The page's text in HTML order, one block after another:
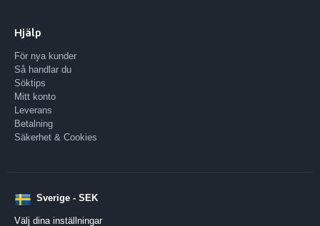
Hjälp
För nya kunder
Så handlar du
Söktips
Mitt konto
Leverans
Betalning
Säkerhet & Cookies
Sverige - SEK
Välj dina inställningar